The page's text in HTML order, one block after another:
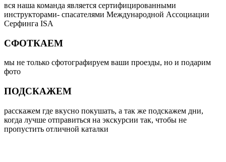
вся наша команда является сертифицированными
инструкторами- спасателями Международной Ассоциации
Серфинга ISA
СФОТКАЕМ
мы не только сфотографируем ваши проезды, но и подарим
фото
ПОДСКАЖЕМ
расскажем где вкусно покушать, а так же подскажем дни,
когда лучше отправиться на экскурсии так, чтобы не
пропустить отличной каталки